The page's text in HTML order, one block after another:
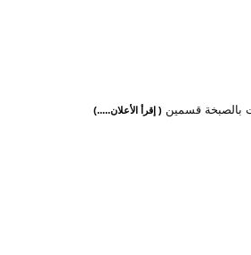
بالصبخة قسمين ( إقرأ الأعلان.....)